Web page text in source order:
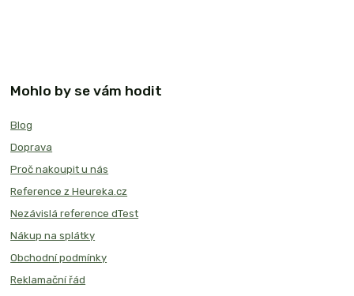
Mohlo by se vám hodit
Blog
Doprava
Proč nakoupit u nás
Reference z Heureka.cz
Nezávislá reference dTest
Nákup na splátky
Obchodní podmínky
Reklamační řád